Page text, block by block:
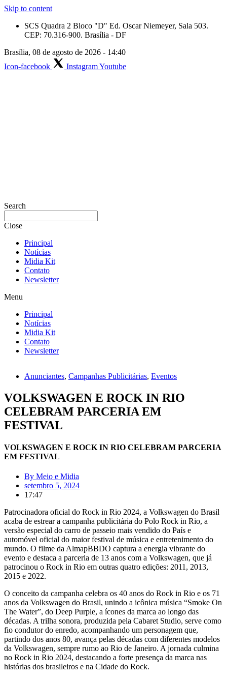
Skip to content
SCS Quadra 2 Bloco "D" Ed. Oscar Niemeyer, Sala 503.
CEP: 70.316-900. Brasília - DF
Brasília, 08 de agosto de 2026 - 14:40
Icon-facebook
InstagramYoutube
Search
Close
Principal
Notícias
Midia Kit
Contato
Newsletter
Menu
Principal
Notícias
Midia Kit
Contato
Newsletter
Anunciantes, Campanhas Publicitárias, Eventos
VOLKSWAGEN E ROCK IN RIO
CELEBRAM PARCERIA EM
FESTIVAL
VOLKSWAGEN E ROCK IN RIO CELEBRAM PARCERIA
EM FESTIVAL
By Meio e Midia
setembro 5, 2024
17:47
Patrocinadora oficial do Rock in Rio 2024, a Volkswagen do Brasil
acaba de estrear a campanha publicitária do Polo Rock in Rio, a
versão especial do carro de passeio mais vendido do País e
automóvel oficial do maior festival de música e entretenimento do
mundo. O filme da AlmapBBDO captura a energia vibrante do
evento e destaca a parceria de 13 anos com a Volkswagen, que já
patrocinou o Rock in Rio em outras quatro edições: 2011, 2013,
2015 e 2022.
O conceito da campanha celebra os 40 anos do Rock in Rio e os 71
anos da Volkswagen do Brasil, unindo a icônica música “Smoke On
The Water”, do Deep Purple, a ícones da marca ao longo das
décadas. A trilha sonora, produzida pela Cabaret Studio, serve como
fio condutor do enredo, acompanhando um personagem que,
partindo dos anos 80, avança pelas décadas com diferentes modelos
da Volkswagen, sempre rumo ao Rio de Janeiro. A jornada culmina
no Rock in Rio 2024, destacando a forte presença da marca nas
histórias dos brasileiros e na Cidade do Rock.